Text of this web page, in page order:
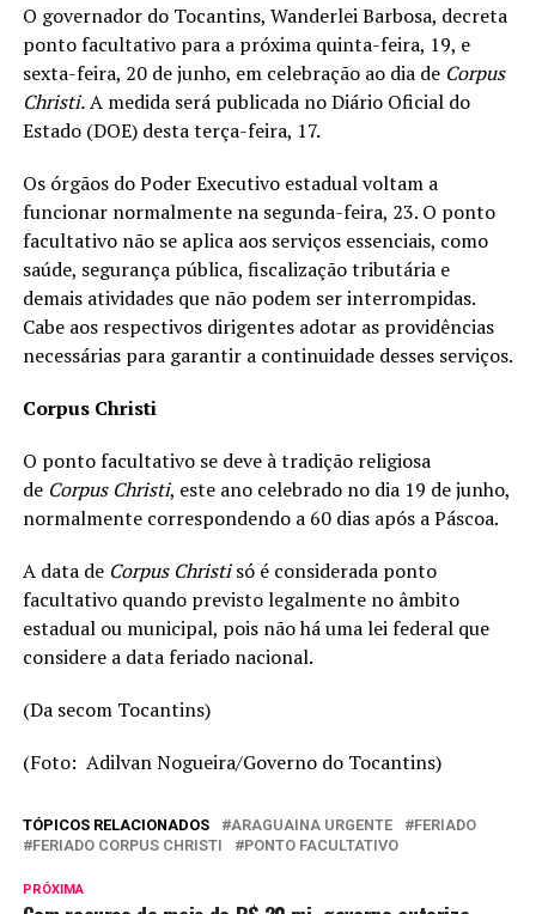
O governador do Tocantins, Wanderlei Barbosa, decreta
ponto facultativo para a próxima quinta-feira, 19, e
sexta-feira, 20 de junho, em celebração ao dia de Corpus
Christi.A medida será publicada no Diário Oficial do
Estado (DOE) desta terça-feira, 17.
Os órgãos do Poder Executivo estadual voltam a
funcionar normalmente na segunda-feira, 23. O ponto
facultativo não se aplica aos serviços essenciais, como
saúde, segurança pública, fiscalização tributária e
demais atividades que não podem ser interrompidas.
Cabe aos respectivos dirigentes adotar as providências
necessárias para garantir a continuidade desses serviços.
Corpus Christi
O ponto facultativo se deve à tradição religiosa
de Corpus Christi, este ano celebrado no dia 19 de junho,
normalmente correspondendo a 60 dias após a Páscoa.
A data de Corpus Christisó é considerada ponto
facultativo quando previsto legalmente no âmbito
estadual ou municipal, pois não há uma lei federal que
considere a data feriado nacional.
(Da secom Tocantins)
(Foto: Adilvan Nogueira/Governo do Tocantins)
TÓPICOS RELACIONADOS ARAGUAINA URGENTE
FERIADO
FERIADO CORPUS CHRISTI
PONTO FACULTATIVO
PRÓXIMA